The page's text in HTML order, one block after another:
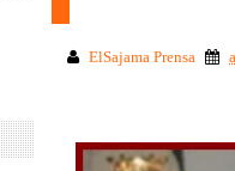
ElSajama Prensa